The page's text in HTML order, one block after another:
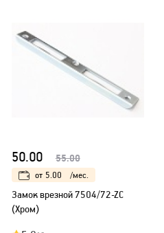
50.00 55.00
от 5.00 /мес.
Замок врезной 7504/72-ZC
(Хром)